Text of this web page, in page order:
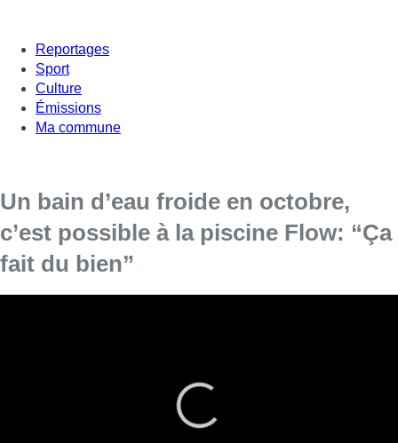
Reportages
Sport
Culture
Émissions
Ma commune
Un bain d’eau froide en octobre,
c’est possible à la piscine Flow: “Ça
fait du bien”
Oser se jeter à l’eau et enchaîner quelque brasses dans une
piscine à 13 degrés… une soixantaine de nageurs se sont